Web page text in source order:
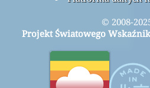
© 2008-
Projekt Światowego